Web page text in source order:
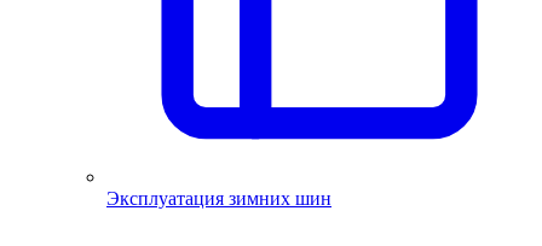
Эксплуатация зимних шин